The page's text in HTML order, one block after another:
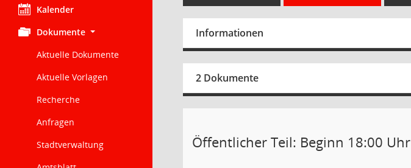
Kalender
Dokumente
Aktuelle Dokumente
Aktuelle Vorlagen
Recherche
Anfragen
Stadtverwaltung
Informationen
2 Dokumente
Öffentlicher Teil: Beginn 18:00 Uhr